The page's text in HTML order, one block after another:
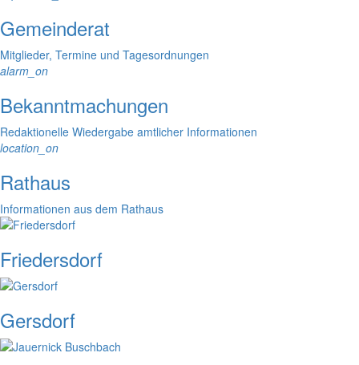
Gemeinderat
Mitglieder, Termine und Tagesordnungen
alarm_on
Bekanntmachungen
Redaktionelle Wiedergabe amtlicher Informationen
location_on
Rathaus
Informationen aus dem Rathaus
Friedersdorf
Gersdorf